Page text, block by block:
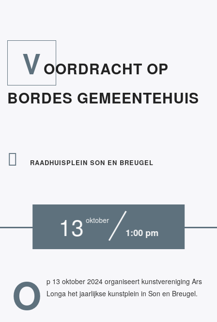
VOORDRACHT OP
BORDES GEMEENTEHUIS
RAADHUISPLEIN SON EN BREUGEL
13 oktober
1:00 pm
O
p 13 oktober 2024 organiseert kunstvereniging Ars
Longa het jaarlijkse kunstplein in Son en Breugel.